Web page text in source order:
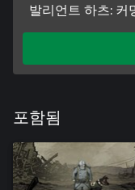
발리언트 하츠: 커
포함됨